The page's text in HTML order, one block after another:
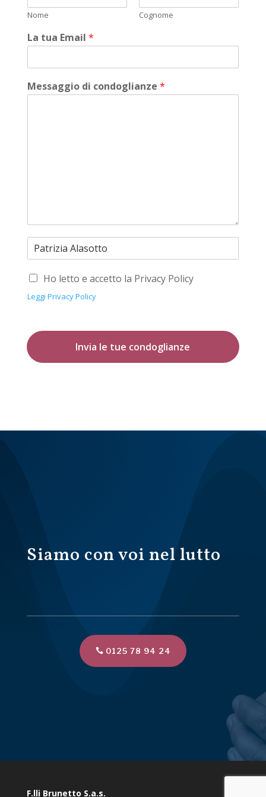
Nome Cognome
La tua Email *
Messaggio di condoglianze *
Ho letto e accetto la Privacy Policy
Leggi Privacy Policy
Invia le tue condoglianze
Siamo con voi nel lutto
0125 78 94 24
F.lli Brunetto S.a.s.